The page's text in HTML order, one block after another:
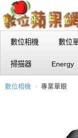
數位相機 數位
掃描器 Energy
數位相機 專業單眼